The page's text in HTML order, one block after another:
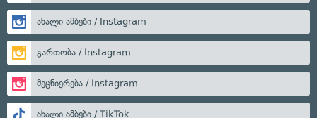
ახალი ამბები / Instagram
გართობა / Instagram
მეცნიერება / Instagram
ახალი ამბები / TikTok